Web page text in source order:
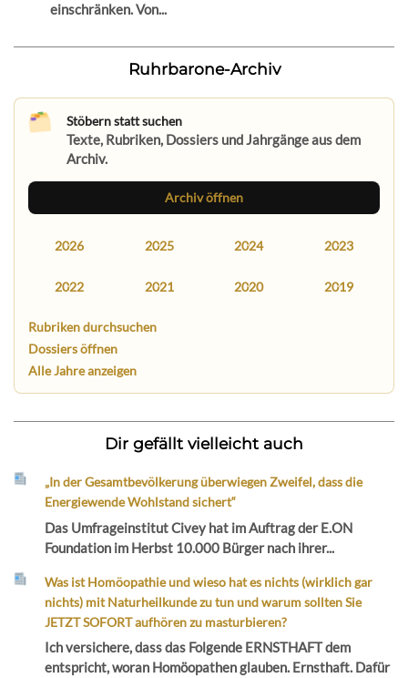
einschränken. Von...
Ruhrbarone-Archiv
Stöbern statt suchen
Texte, Rubriken, Dossiers und Jahrgänge aus dem
Archiv.
Archiv öffnen
2026 2025 2024 2023
2022 2021 2020 2019
Rubriken durchsuchen
Dossiers öffnen
Alle Jahre anzeigen
Dir gefällt vielleicht auch
„In der Gesamtbevölkerung überwiegen Zweifel, dass die
Energiewende Wohlstand sichert“
Das Umfrageinstitut Civey hat im Auftrag der E.ON
Foundation im Herbst 10.000 Bürger nach ihrer...
Was ist Homöopathie und wieso hat es nichts (wirklich gar
nichts) mit Naturheilkunde zu tun und warum sollten Sie
JETZT SOFORT aufhören zu masturbieren?
Ich versichere, dass das Folgende ERNSTHAFT dem
entspricht, woran Homöopathen glauben. Ernsthaft. Dafür